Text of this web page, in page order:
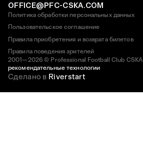
2001—2026 © Professional Football Club CSKA
рекомендательные технологии
OFFICE@PFC-CSKA.COM
Политика обработки персональных данных
Пользовательское соглашение
Правила приобретения и возврата билетов
Правила поведения зрителей
Сделано в Riverstart